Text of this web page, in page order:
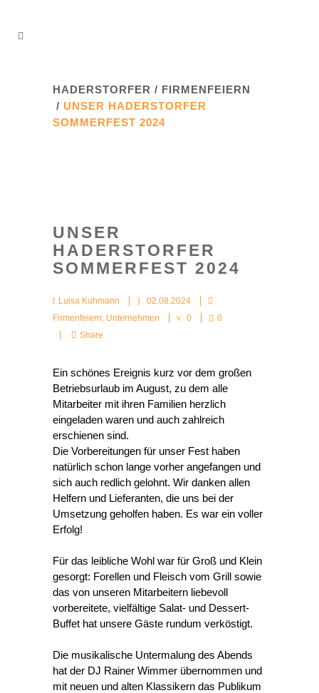
HADERSTORFER / FIRMENFEIERN
/ UNSER HADERSTORFER
SOMMERFEST 2024
UNSER
HADERSTORFER
SOMMERFEST 2024
Luisa Kuhmann
02.08.2024
Firmenfeiern, Unternehmen 0
0
Share
Ein schönes Ereignis kurz vor dem großen
Betriebsurlaub im August, zu dem alle
Mitarbeiter mit ihren Familien herzlich
eingeladen waren und auch zahlreich
erschienen sind.
Die Vorbereitungen für unser Fest haben
natürlich schon lange vorher angefangen und
sich auch redlich gelohnt. Wir danken allen
Helfern und Lieferanten, die uns bei der
Umsetzung geholfen haben. Es war ein voller
Erfolg!
Für das leibliche Wohl war für Groß und Klein
gesorgt: Forellen und Fleisch vom Grill sowie
das von unseren Mitarbeitern liebevoll
vorbereitete, vielfältige Salat- und Dessert-
Buffet hat unsere Gäste rundum verköstigt.
Die musikalische Untermalung des Abends
hat der DJ Rainer Wimmer übernommen und
mit neuen und alten Klassikern das Publikum